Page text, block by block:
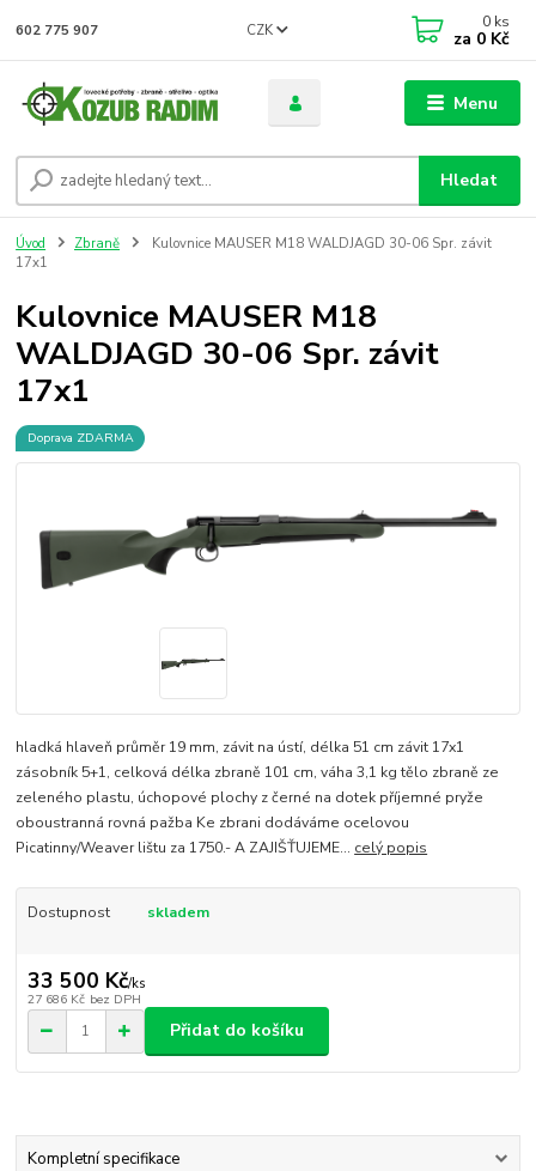
Menu
CZK
Hledat
602 775 907 0 ks
za 0 Kč
Úvod Zbraně
Kulovnice MAUSER M18 WALDJAGD 30-06 Spr. závit
17x1
Kulovnice MAUSER M18
WALDJAGD 30-06 Spr. závit
17x1
Doprava ZDARMA
hladká hlaveň průměr 19 mm, závit na ústí, délka 51 cm závit 17x1
zásobník 5+1, celková délka zbraně 101 cm, váha 3,1 kg tělo zbraně ze
zeleného plastu, úchopové plochy z černé na dotek příjemné pryže
oboustranná rovná pažba Ke zbrani dodáváme ocelovou
Picatinny/Weaver lištu za 1750.- A ZAJIŠŤUJEME... celý popis
Dostupnost skladem
33 500 Kč/ks
27 686 Kč bez DPH
Přidat do košíku
Kompletní specifikace